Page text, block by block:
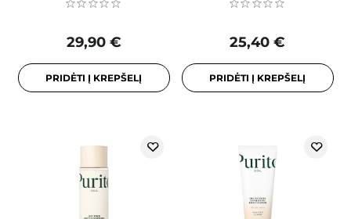
29,90 €
PRIDĖTI Į KREPŠELĮ
25,40 €
PRIDĖTI Į KREPŠELĮ